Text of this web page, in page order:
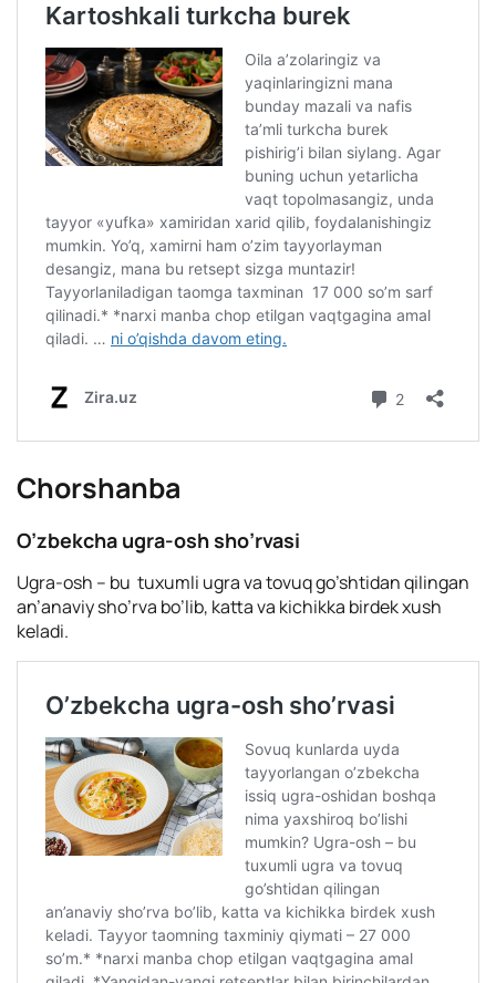
Chorshanba
O’zbekcha ugra-osh sho’rvasi
Ugra-osh – bu tuxumli ugra va tovuq go’shtidan qilingan
an’anaviy sho’rva bo’lib, katta va kichikka birdek xush
keladi.